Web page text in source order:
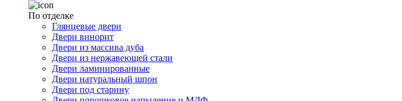
По отделке
Глянцевые двери
Двери винорит
Двери из массива дуба
Двери из нержавеющей стали
Двери ламинированные
Двери натуральный шпон
Двери под старину